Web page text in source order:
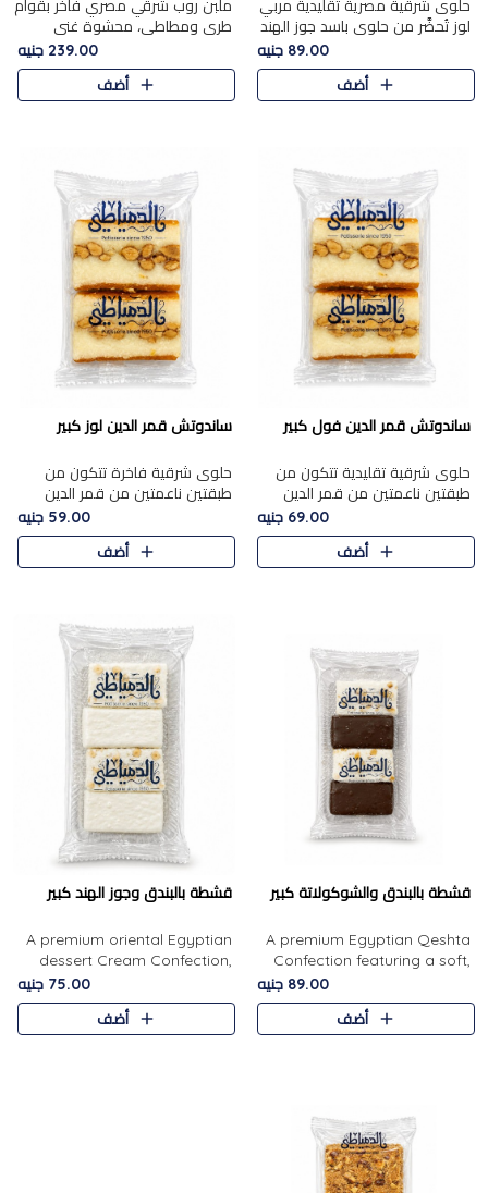
حلوى شرقية مصرية تقليدية مربي
لوز تُحضَّر من حلوى باسد جوز الهند
بقوام طري ومذاق غني، وتُزين
وتغطاه بقطع اللوز الفاخر التي
تضيف لمسة مميزة م..
89.00 جنيه
أضف
ملبن روب شرقي مصري فاخر بقوام
طري ومطاطي، محشوة غني
بسخاء بقطع عين الجمل واللوز
الفاخر التي تضيف قرمشة مميزة
ومرضية ونكهة ناتي غنية في كل
239.00 جنيه
أضف
ساندوتش قمر الدين فول كبير
حلوى شرقية تقليدية تتكون من
طبقتين ناعمتين من قمر الدين
الفاخر، تتوسطهما حشوة غنية من
الفول السوداني المحمص، لتجمع
بين حلاوة المشمش الطبيعية..
69.00 جنيه
أضف
ساندوتش قمر الدين لوز كبير
حلوى شرقية فاخرة تتكون من
طبقتين ناعمتين من قمر الدين
الفاخر، تتوسطهما حشوة غنية من
اللوز المحمص لتمنح مزيجًا متوازنًا
من النعومة والقرمشة. ..
59.00 جنيه
أضف
قشطة بالبندق والشوكولاتة كبير
A premium Egyptian Qeshta
Confection featuring a soft,
creamy texture paired with a
rich layer of premium
chocolate and the distinctive
89.00 جنيه
أضف
قشطة بالبندق وجوز الهند كبير
A premium oriental Egyptian
dessert Cream Confection,
featuring a soft, creamy
texture and the distinctive
flavor of roasted hazelnuts.
75.00 جنيه
أضف